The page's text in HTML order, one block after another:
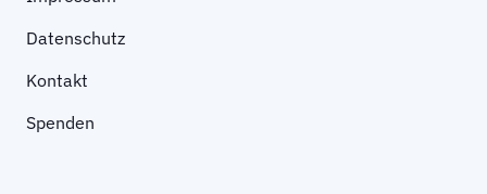
Datenschutz
Kontakt
Spenden